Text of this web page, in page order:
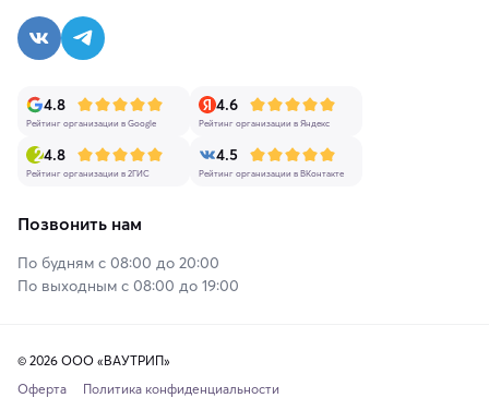
4.8
Рейтинг организации в Google
4.6
Рейтинг организации в Яндекс
4.8
Рейтинг организации в 2ГИС
4.5
Рейтинг организации в ВКонтакте
Позвонить нам
По будням с 08:00 до 20:00
По выходным с 08:00 до 19:00
© 2026 ООО «ВАУТРИП»
Оферта
Политика конфиденциальности